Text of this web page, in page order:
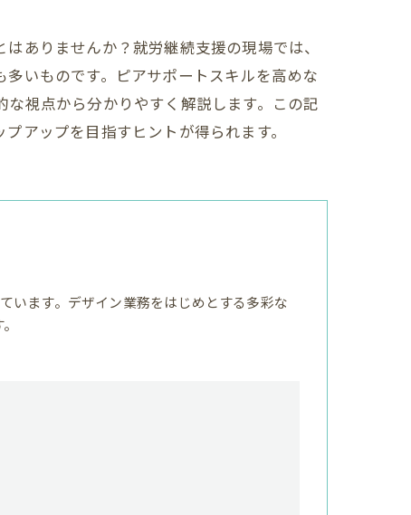
ありませんか？就労継続支援の現場では、
いものです。ピアサポートスキルを高めな
視点から分かりやすく解説します。この記
アップを目指すヒントが得られます。
います。デザイン業務をはじめとする多彩な